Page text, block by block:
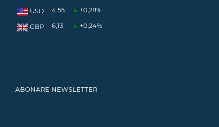
USD 4,55 +0,28%
GBP 6,13 +0,24%
ABONARE NEWSLETTER